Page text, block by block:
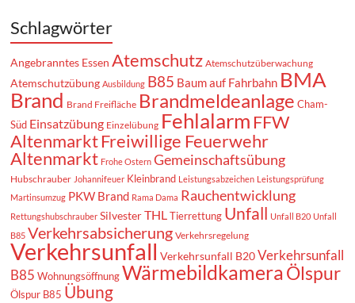
Schlagwörter
Angebranntes Essen Atemschutz Atemschutzüberwachung
Atemschutzübung Ausbildung B85 Baum auf Fahrbahn BMA
Brand Brand Freifläche Brandmeldeanlage Cham-
Süd Einsatzübung Einzelübung Fehlalarm FFW
AltenmarktFreiwillige Feuerwehr
Altenmarkt Frohe Ostern Gemeinschaftsübung
Hubschrauber Johannifeuer Kleinbrand Leistungsabzeichen Leistungsprüfung
Martinsumzug PKW Brand Rama Dama Rauchentwicklung
Rettungshubschrauber Silvester THL Tierrettung Unfall Unfall B20 Unfall
B85 Verkehrsabsicherung Verkehrsregelung
Verkehrsunfall Verkehrsunfall B20 Verkehrsunfall
B85 Wohnungsöffnung WärmebildkameraÖlspur
Ölspur B85 Übung